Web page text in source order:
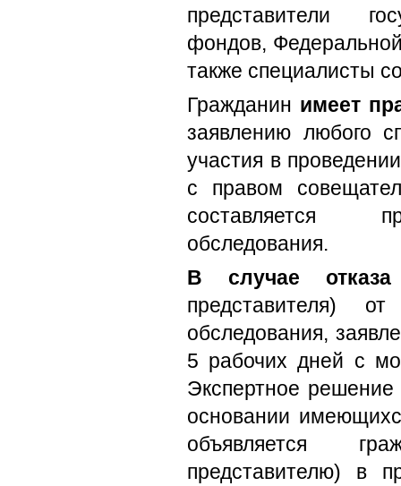
представители
фондов,
также специалисты
Гражданин имеет
заявлению любого
участия в
с правом
составляется
обследования.
В случае отказа
представителя)
обследования,
5 рабочих дней с
Экспертное
основании
объявляется
представителю) в